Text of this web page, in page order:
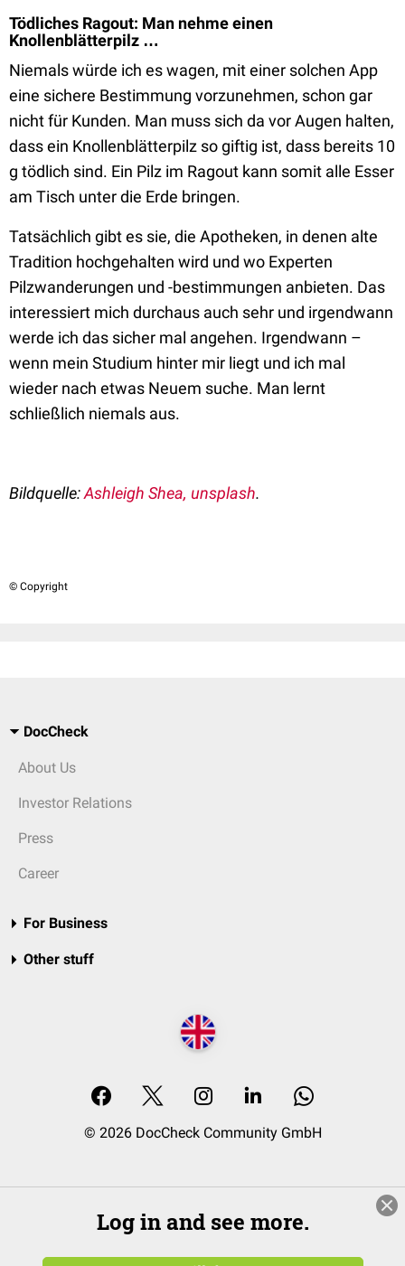
Tödliches Ragout: Man nehme einen
Knollenblätterpilz …
Niemals würde ich es wagen, mit einer solchen App
eine sichere Bestimmung vorzunehmen, schon gar
nicht für Kunden. Man muss sich da vor Augen halten,
dass ein Knollenblätterpilz so giftig ist, dass bereits 10
g tödlich sind. Ein Pilz im Ragout kann somit alle Esser
am Tisch unter die Erde bringen.
Tatsächlich gibt es sie, die Apotheken, in denen alte
Tradition hochgehalten wird und wo Experten
Pilzwanderungen und -bestimmungen anbieten. Das
interessiert mich durchaus auch sehr und irgendwann
werde ich das sicher mal angehen. Irgendwann –
wenn mein Studium hinter mir liegt und ich mal
wieder nach etwas Neuem suche. Man lernt
schließlich niemals aus.
Bildquelle:Ashleigh Shea, unsplash.
© Copyright
DocCheck
About Us
Investor Relations
Press
Career
For Business
Other stuff
© 2026 DocCheck Community GmbH
Log in and see more.